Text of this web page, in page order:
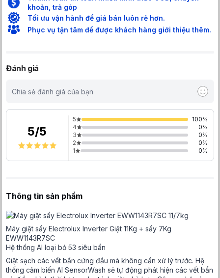
khoản, trả góp
Tối ưu vận hành để giá bán luôn rẻ hơn.
Phục vụ tận tâm để được khách hàng giới thiệu thêm.
Đánh giá
Chia sẻ đánh giá của bạn
5/5
5 100%
4
0%
3
0%
2
0%
1
0%
Thông tin sản phẩm
Máy giặt sấy Electrolux Inverter Giặt 11Kg + sấy 7Kg
EWW1143R7SC
Hệ thống AI loại bỏ 53 siêu bẩn
Giặt sạch các vết bẩn cứng đầu mà không cần xử lý trước. Hệ
thống cảm biến AI SensorWash sẽ tự động phát hiện các vết bẩn